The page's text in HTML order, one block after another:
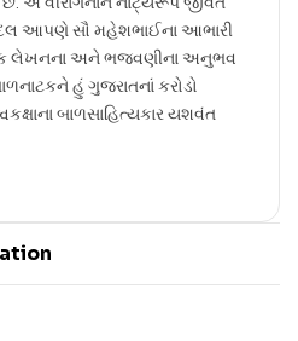
આપણે સૌ મહેશભાઈના આભારી
લેખનના અને ભજવણીના અનુભવ
હું ગુજરાતનાં કરોડો
બાળસાહિત્યકાર યશવંત